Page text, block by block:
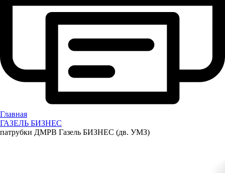
Главная
ГАЗЕЛЬ БИЗНЕС
патрубки ДМРВ Газель БИЗНЕС (дв. УМЗ)